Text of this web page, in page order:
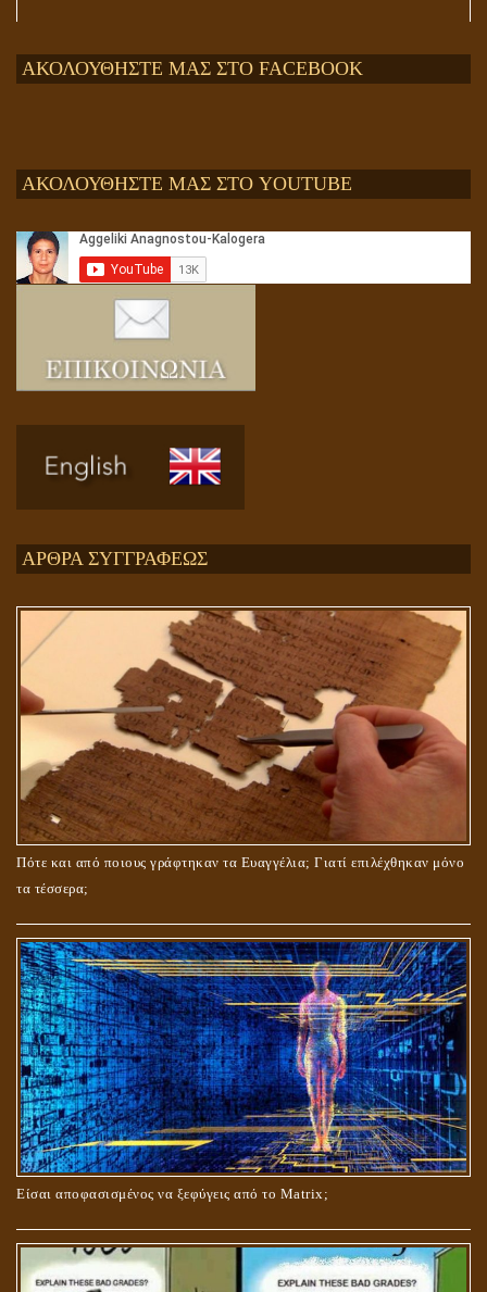
ΑΡΘΡΑ ΣΥΓΓΡΑΦΕΩΣ
Πότε και από ποιους γράφτηκαν τα Ευαγγέλια; Γιατί επιλέχθηκαν μόνο
τα τέσσερα;
Είσαι αποφασισμένος να ξεφύγεις από το Matrix;
Αληθής και επίπλαστη πνευματικότητα
ΤΟ ΣΗΜΕΙΟ ΤΟΥ ΣΤΑΥΡΟΥ
ΟΙ ΑΙΤΙΕΣ ΓΙΑ ΤΗΝ ΕΠΙΘΕΤΙΚΗ ΣΥΜΠΕΡΙΦΟΡΑ ΤΟΥ ΧΡΙΣΤΟΥ ΣΤΑ
ΝΗΠΙΑΚΑ ΤΟΥ ΧΡΟΝΙΑ
ΑΚΟΛΟΥΘΗΣΤΕ ΜΑΣ ΣΤΟ FACEBOOK
ΑΚΟΛΟΥΘΗΣΤΕ ΜΑΣ ΣΤΟ YOUTUBE